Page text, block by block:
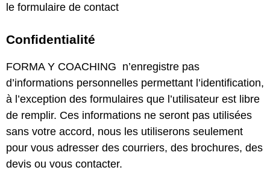
le formulaire de contact
Confidentialité
FORMA Y COACHING n’enregistre pas
d’informations personnelles permettant l’identification,
à l’exception des formulaires que l’utilisateur est libre
de remplir. Ces informations ne seront pas utilisées
sans votre accord, nous les utiliserons seulement
pour vous adresser des courriers, des brochures, des
devis ou vous contacter.